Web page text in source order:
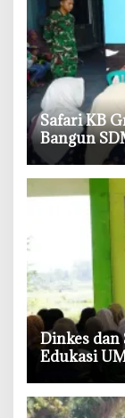
‎Safari KB
Bangun
‎Dinkes dan
Edukasi
Boraks